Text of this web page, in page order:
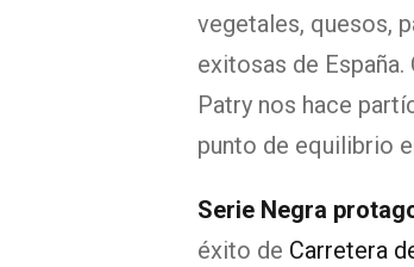
vegetales, quesos,
exitosas de
Patry nos hace
punto de equilibrio
Serie Negra
éxito de Carretera